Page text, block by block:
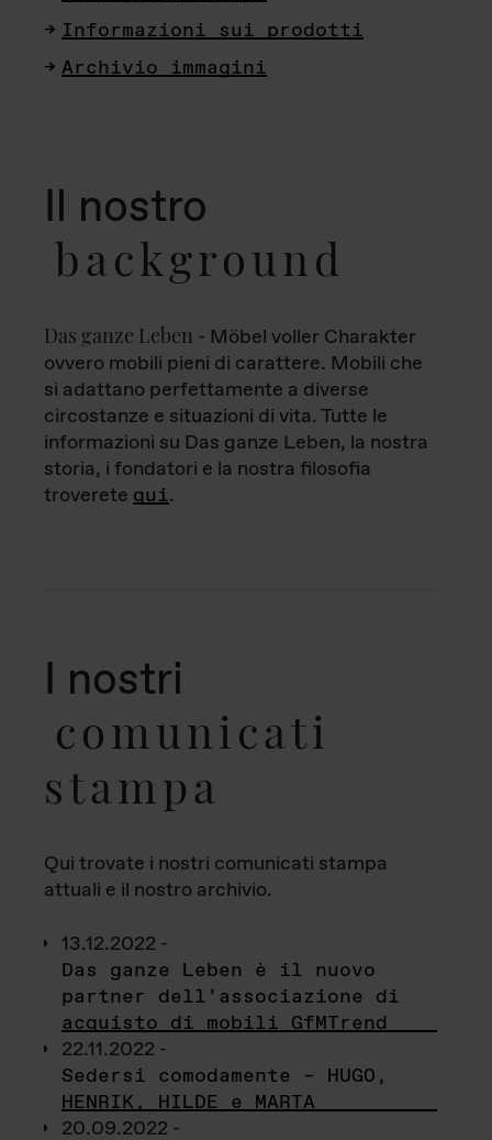
Informazioni sui prodotti
Archivio immagini
Il nostro
background
Das ganze Leben - Möbel voller Charakter
ovvero mobili pieni di carattere. Mobili che
si adattano perfettamente a diverse
circostanze e situazioni di vita. Tutte le
informazioni su Das ganze Leben, la nostra
storia, i fondatori e la nostra filosofia
troverete qui.
I nostri
comunicati
stampa
Qui trovate i nostri comunicati stampa
attuali e il nostro archivio.
13.12.2022 -
Das ganze Leben è il nuovo
partner dell’associazione di
acquisto di mobili GfMTrend
22.11.2022 -
Sedersi comodamente – HUGO,
HENRIK, HILDE e MARTA
20.09.2022 -